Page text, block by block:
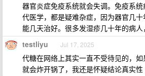
器官炎症免疫系统就会失调。免疫系
代医学，都是疑难杂症，因为器官几
能几天治好。很多发湿疹几十年的病人
testliyu Jul 17, 2025
代糖在网络上其实一直不受待见的，
就会炸开锅了，我还是怀疑结论真实性